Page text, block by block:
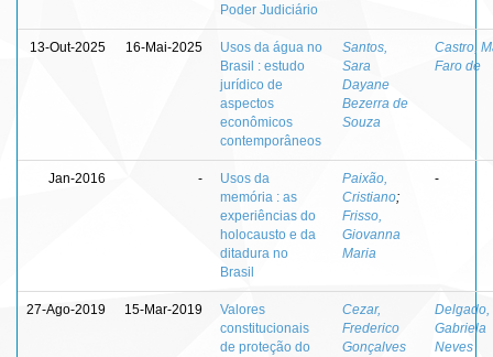
Poder Judiciário
13-Out-2025 16-Mai-2025
Usos da água no
Brasil : estudo
jurídico de
aspectos
econômicos
contemporâneos
Santos,
Sara
Dayane
Bezerra de
Souza
Castro,
Faro de
Jan-2016 -
Usos da
memória : as
experiências do
holocausto e da
ditadura no
Brasil
Paixão,
Cristiano;
Frisso,
Giovanna
Maria
-
27-Ago-2019 15-Mar-2019
Valores
constitucionais
de proteção do
Cezar,
Frederico
Gonçalves
Delgado,
Gabriela
Neves